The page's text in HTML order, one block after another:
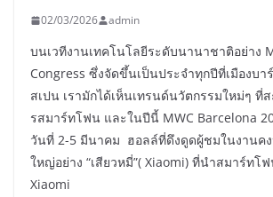
02/03/2026 admin
บนเวทีงานเทคโนโลยีระดับนานาชาติอย่าง
Congress ซึ่งจัดขึ้นเป็นประจำทุกปีที่เมืองบา
สเปน เรามักได้เห็นเทรนด์นวัตกรรมใหม่ๆ ที่
รสมาร์ทโฟน และในปีนี้ MWC Barcelona
วันที่ 2-5 มีนาคม ฮอลล์ที่ดึงดูดผู้ชมในงานค
ใหญ่อย่าง “เสียวหมี่”( Xiaomi) ที่นำสมาร์ทโ
Xiaomi